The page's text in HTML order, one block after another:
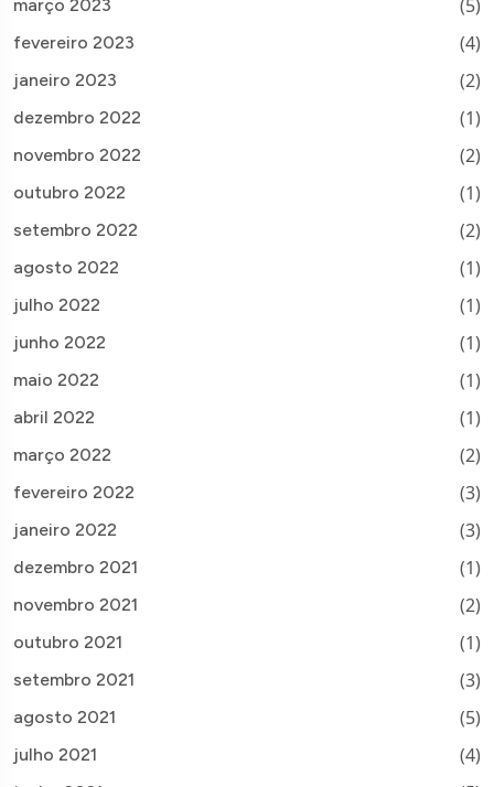
março 2023 (5)
fevereiro 2023 (4)
janeiro 2023 (2)
dezembro 2022 (1)
novembro 2022 (2)
outubro 2022 (1)
setembro 2022 (2)
agosto 2022 (1)
julho 2022 (1)
junho 2022 (1)
maio 2022 (1)
abril 2022 (1)
março 2022 (2)
fevereiro 2022 (3)
janeiro 2022 (3)
dezembro 2021 (1)
novembro 2021 (2)
outubro 2021 (1)
setembro 2021 (3)
agosto 2021 (5)
julho 2021 (4)